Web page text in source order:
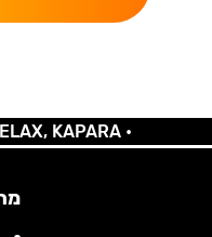
KAPARA •